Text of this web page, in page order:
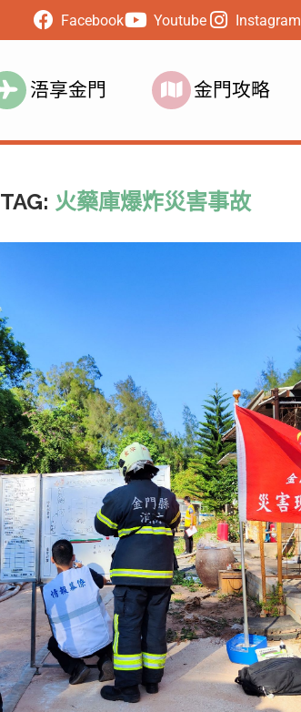
Facebook Youtube Instagram
浯享金門 金門攻略
TAG: 火藥庫爆炸災害事故